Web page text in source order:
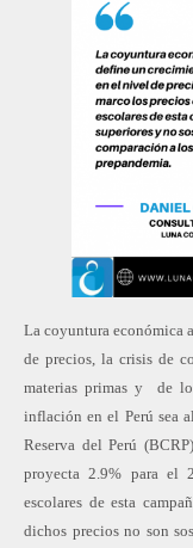
La coyuntura económica
de precios, la crisis de
materias primas y de
inflación en el Perú sea
Reserva del Perú
proyecta 2.9% para el
escolares de esta
dichos precios no son